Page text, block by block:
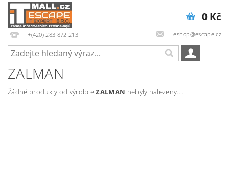
+(420) 283 872 213 eshop@escape.cz
0 Kč
ZALMAN
Žádné produkty od výrobceZALMAN nebyly nalezeny....